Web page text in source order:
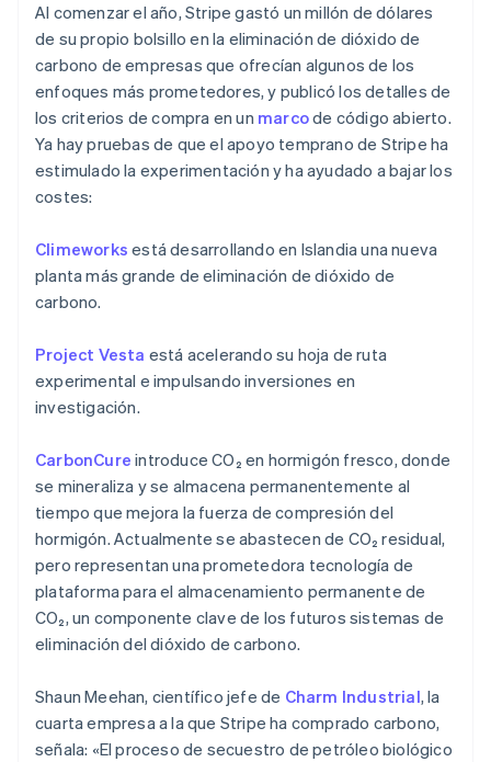
Al comenzar el año, Stripe gastó un millón de dólares
de su propio bolsillo en la eliminación de dióxido de
carbono de empresas que ofrecían algunos de los
enfoques más prometedores, y publicó los detalles de
los criterios de compra en un marcode código abierto.
Ya hay pruebas de que el apoyo temprano de Stripe ha
estimulado la experimentación y ha ayudado a bajar los
costes:
Climeworks está desarrollando en Islandia una nueva
planta más grande de eliminación de dióxido de
carbono.
Project Vesta está acelerando su hoja de ruta
experimental e impulsando inversiones en
investigación.
CarbonCure introduce CO₂ en hormigón fresco, donde
se mineraliza y se almacena permanentemente al
tiempo que mejora la fuerza de compresión del
hormigón. Actualmente se abastecen de CO₂ residual,
pero representan una prometedora tecnología de
plataforma para el almacenamiento permanente de
CO₂, un componente clave de los futuros sistemas de
eliminación del dióxido de carbono.
Shaun Meehan, científico jefe de Charm Industrial, la
cuarta empresa a la que Stripe ha comprado carbono,
señala: «El proceso de secuestro de petróleo biológico
Alemania
Australia
English
Austria
DeutschEnglish